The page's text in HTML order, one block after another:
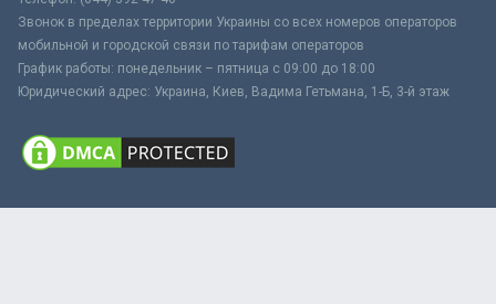
Звонок в пределах территории Украины со всех номеров операторов
мобильной и городской связи по тарифам операторов
График работы: понедельник – пятница с 09:00 до 18:00
Юридический адрес: Украина, Киев, Вадима Гетьмана, 1-Б, 3-й этаж